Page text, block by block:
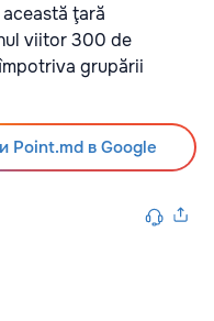
ţară
viitor 300 de
grupării
Point.md в Google